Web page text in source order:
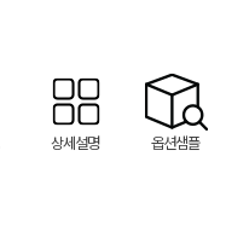
상세설명 옵션샘플